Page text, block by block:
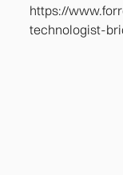
https://
technologist-